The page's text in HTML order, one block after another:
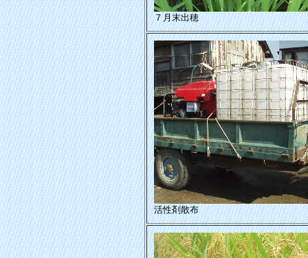
７月末出穂
活性剤散布